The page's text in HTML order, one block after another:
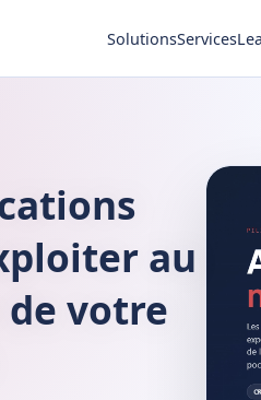
SolutionsServices
au
votre